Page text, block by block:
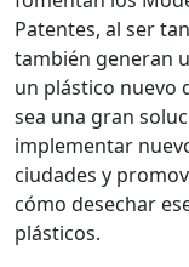
Patentes, al ser
también generan
un plástico nuevo
sea una gran
implementar
ciudades y
cómo desechar
plásticos.